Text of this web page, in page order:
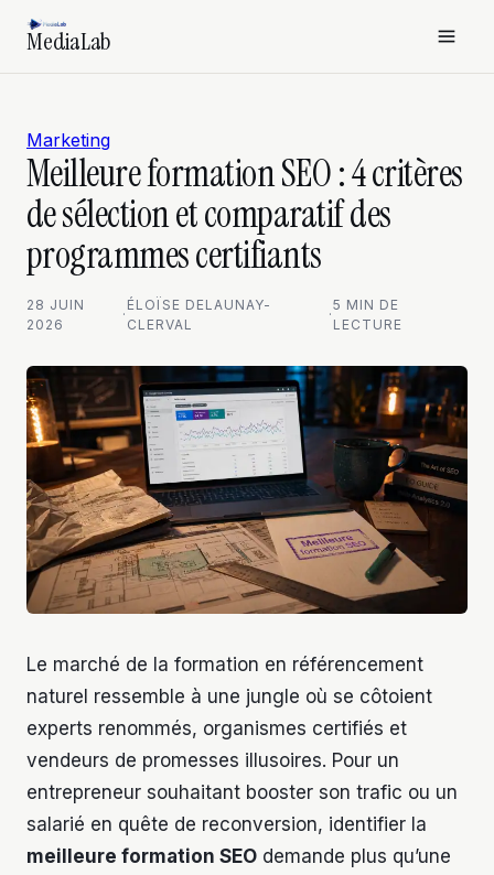
MediaLab
Marketing
Meilleure formation SEO : 4 critères
de sélection et comparatif des
programmes certifiants
28 JUIN
2026
·
ÉLOÏSE DELAUNAY-
CLERVAL
·
5 MIN DE
LECTURE
Le marché de la formation en référencement
naturel ressemble à une jungle où se côtoient
experts renommés, organismes certifiés et
vendeurs de promesses illusoires. Pour un
entrepreneur souhaitant booster son trafic ou un
salarié en quête de reconversion, identifier la
meilleure formation SEO demande plus qu’une